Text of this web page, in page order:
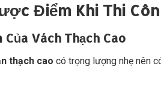
Điểm Khi Thi
Vách Thạch Cao
thạch cao có trọng lượng nhẹ nên